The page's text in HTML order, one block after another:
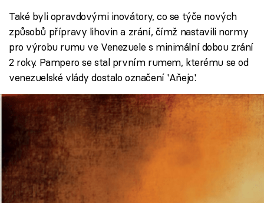
Také byli opravdovými inovátory, co se týče nových
způsobů přípravy lihovin a zrání, čímž nastavili normy
pro výrobu rumu ve Venezuele s minimální dobou zrání
2 roky. Pampero se stal prvním rumem, kterému se od
venezuelské vlády dostalo označení 'Aňejo'.